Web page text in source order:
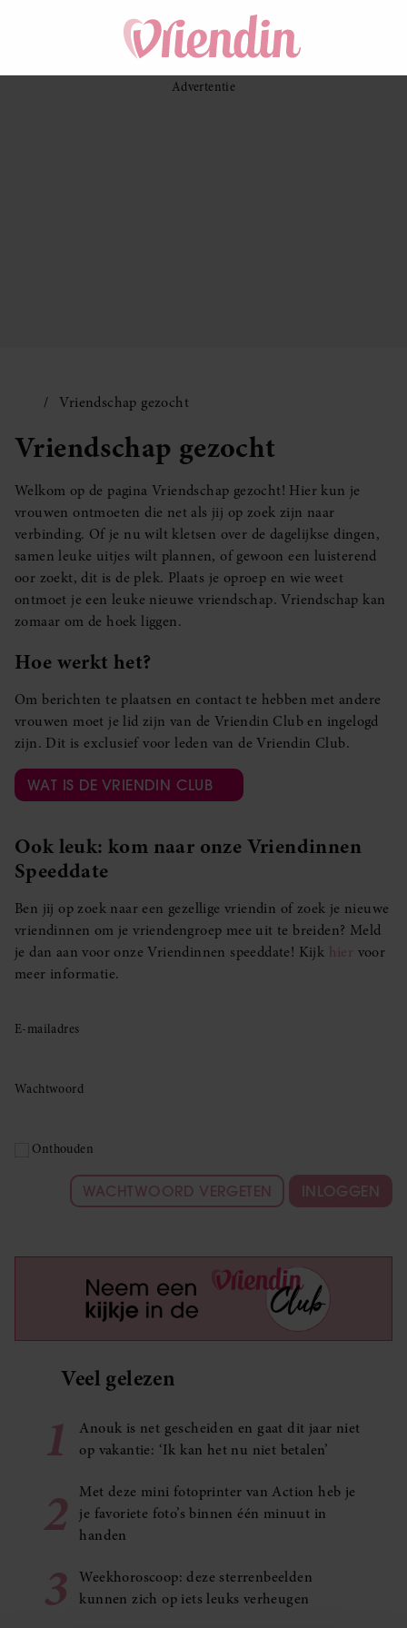
Vriendschap gezocht
Vriendschap gezocht
Welkom op de pagina Vriendschap gezocht! Hier kun je
vrouwen ontmoeten die net als jij op zoek zijn naar
verbinding. Of je nu wilt kletsen over de dagelijkse dingen,
samen leuke uitjes wilt plannen, of gewoon een luisterend
oor zoekt, dit is de plek. Plaats je oproep en wie weet
ontmoet je een leuke nieuwe vriendschap. Vriendschap kan
zomaar om de hoek liggen.
Hoe werkt het?
Om berichten te plaatsen en contact te hebben met andere
vrouwen moet je lid zijn van de Vriendin Club en ingelogd
zijn. Dit is exclusief voor leden van de Vriendin Club.
WAT IS DE VRIENDIN CLUB
Ook leuk: kom naar onze Vriendinnen
Speeddate
Ben jij op zoek naar een gezellige vriendin of zoek je nieuwe
vriendinnen om je vriendengroep mee uit te breiden? Meld
je dan aan voor onze Vriendinnen speeddate! Kijk hier voor
meer informatie.
E-mailadres
Wachtwoord
Onthouden
WACHTWOORD VERGETEN INLOGGEN
Veel gelezen
1
Anouk is net gescheiden en gaat dit jaar niet
op vakantie: ‘Ik kan het nu niet betalen’
2
Met deze mini fotoprinter van Action heb je
je favoriete foto’s binnen één minuut in
handen
3
Weekhoroscoop: deze sterrenbeelden
kunnen zich op iets leuks verheugen